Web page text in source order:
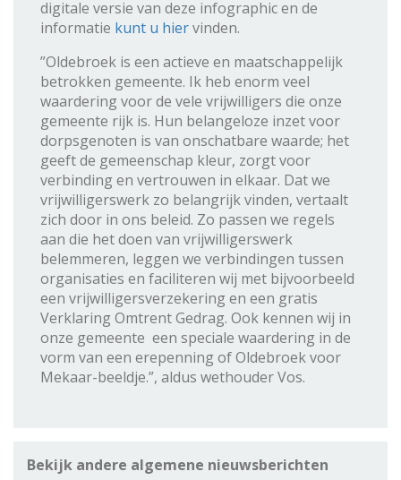
digitale versie van deze infographic en de
informatie kunt u hiervinden.
”Oldebroek is een actieve en maatschappelijk
betrokken gemeente. Ik heb enorm veel
waardering voor de vele vrijwilligers die onze
gemeente rijk is. Hun belangeloze inzet voor
dorpsgenoten is van onschatbare waarde; het
geeft de gemeenschap kleur, zorgt voor
verbinding en vertrouwen in elkaar. Dat we
vrijwilligerswerk zo belangrijk vinden, vertaalt
zich door in ons beleid. Zo passen we regels
aan die het doen van vrijwilligerswerk
belemmeren, leggen we verbindingen tussen
organisaties en faciliteren wij met bijvoorbeeld
een vrijwilligersverzekering en een gratis
Verklaring Omtrent Gedrag. Ook kennen wij in
onze gemeente een speciale waardering in de
vorm van een erepenning of Oldebroek voor
Mekaar-beeldje.”, aldus wethouder Vos.
Bekijk andere algemene nieuwsberichten